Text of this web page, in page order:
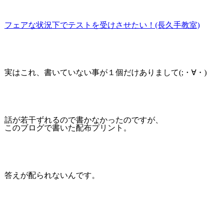
フェアな状況下でテストを受けさせたい！(長久手教室)
実はこれ、書いていない事が１個だけありまして(;・∀・)
話が若干ずれるので書かなかったのですが、
このブログで書いた配布プリント。
答えが配られないんです。